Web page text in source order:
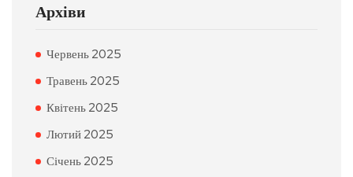
Архіви
Червень 2025
Травень 2025
Квітень 2025
Лютий 2025
Січень 2025